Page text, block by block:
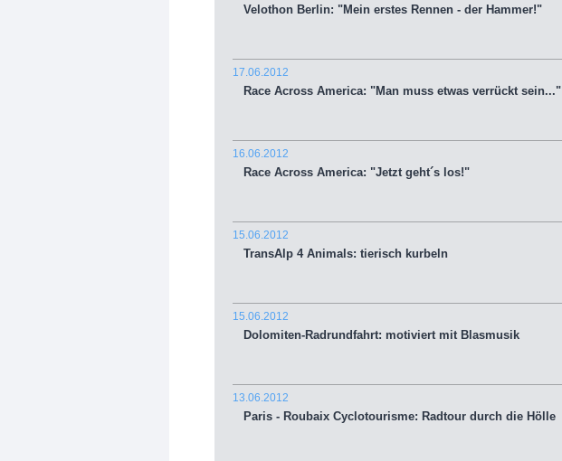
Velothon Berlin: "Mein erstes Rennen - der Hammer!"
17.06.2012
Race Across America: "Man muss etwas verrückt sein..."
16.06.2012
Race Across America: "Jetzt geht´s los!"
15.06.2012
TransAlp 4 Animals: tierisch kurbeln
15.06.2012
Dolomiten-Radrundfahrt: motiviert mit Blasmusik
13.06.2012
Paris - Roubaix Cyclotourisme: Radtour durch die Hölle